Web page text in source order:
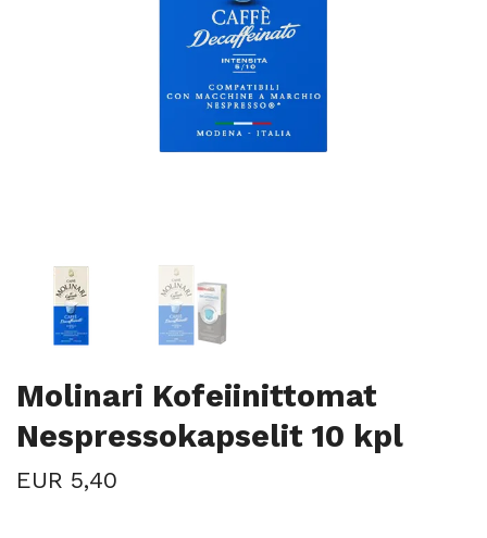
Molinari Kofeiinittomat
Nespressokapselit 10 kpl
EUR 5,40